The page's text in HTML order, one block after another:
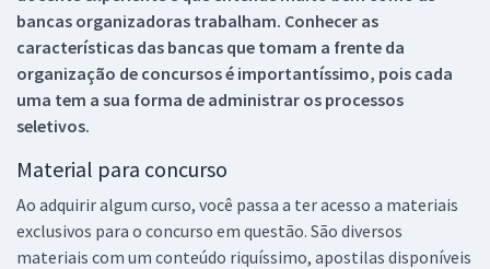
bancas organizadoras trabalham. Conhecer as
características das bancas que tomam a frente da
organização de concursos é importantíssimo, pois cada
uma tem a sua forma de administrar os processos
seletivos.
Material para concurso
Ao adquirir algum curso, você passa a ter acesso a materiais
exclusivos para o concurso em questão. São diversos
materiais com um conteúdo riquíssimo, apostilas disponíveis